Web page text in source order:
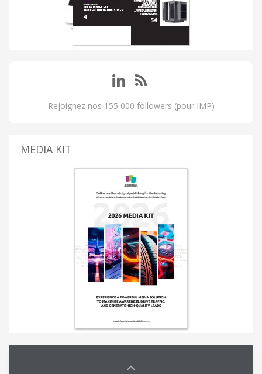
Rejoignez nos 155 000 followers (pour IMP)
MEDIA KIT